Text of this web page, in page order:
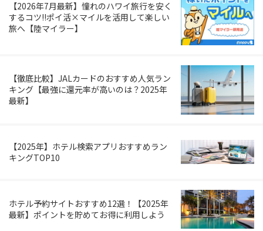
【2026年7月最新】憧れのハワイ旅行を安く
するコツ!!ポイ活×マイルを活用して楽しい
旅へ【陸マイラー】
【徹底比較】JALカードのおすすめ人気ラン
キング【最強に還元率が高いのは？2025年
最新】
【2025年】ホテル検索アプリおすすめラン
キングTOP10
ホテル予約サイトおすすめ12選！【2025年
最新】ポイントを貯めてお得に利用しよう